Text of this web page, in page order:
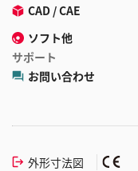
CAD / CAE
ソフト他
サポート
お問い合わせ
外形寸法図